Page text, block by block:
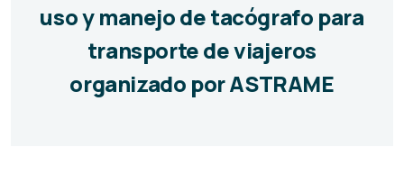
uso y manejo de tacógrafo para
transporte de viajeros
organizado por ASTRAME